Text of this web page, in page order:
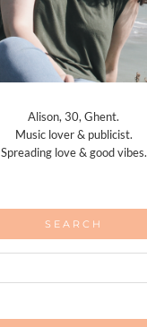
Alison, 30, Ghent.
Music lover & publicist.
Spreading love & good vibes.
SEARCH